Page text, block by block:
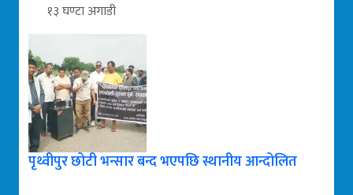
१३ घण्टा अगाडी
पृथ्वीपुर छोटी भन्सार बन्द भएपछि स्थानीय आन्दोलित